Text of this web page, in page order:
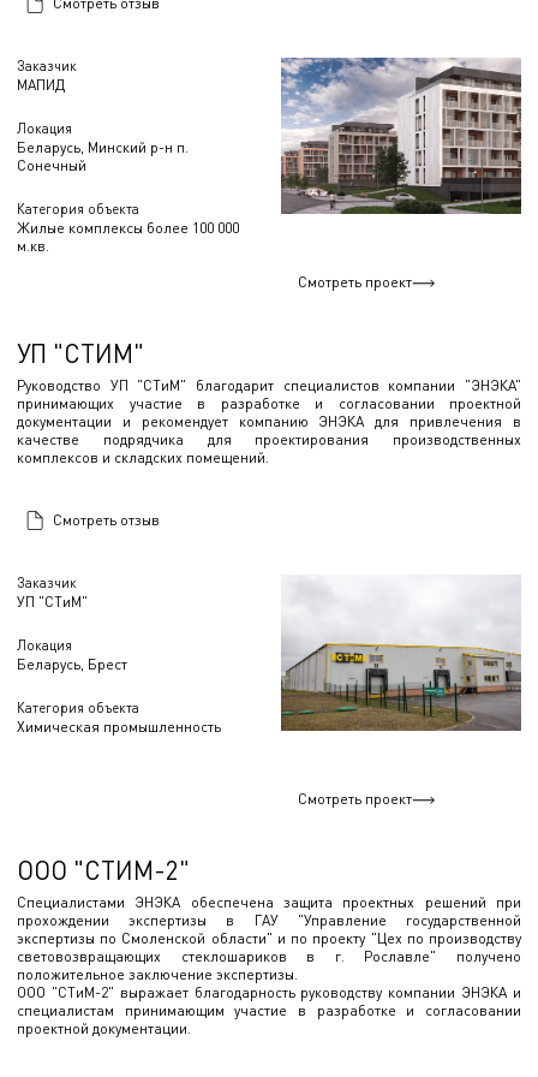
Заказчик
МАПИД
Локация
Беларусь, Минский р-н п.
Сонечный
Категория объекта
Жилые комплексы более 100 000
м.кв.
Смотреть проект
Заказчик
УП "СТиМ"
Локация
Беларусь, Брест
Категория объекта
Химическая промышленность
УП "СТИМ"
Руководство УП "СТиМ" благодарит специалистов компании "ЭНЭКА"
принимающих участие в разработке и согласовании проектной
документации и рекомендует компанию ЭНЭКА для привлечения в
качестве подрядчика для проектирования производственных
комплексов и складских помещений.
Смотреть отзыв
Смотреть проект
ООО "СТИМ-2"
Специалистами ЭНЭКА обеспечена защита проектных решений при
прохождении экспертизы в ГАУ "Управление государственной
экспертизы по Смоленской области" и по проекту "Цех по производству
световозвращающих стеклошариков в г. Рославле" получено
положительное заключение экспертизы.
ООО "СТиМ-2" выражает благодарность руководству компании ЭНЭКА и
специалистам принимающим участие в разработке и согласовании
проектной документации.